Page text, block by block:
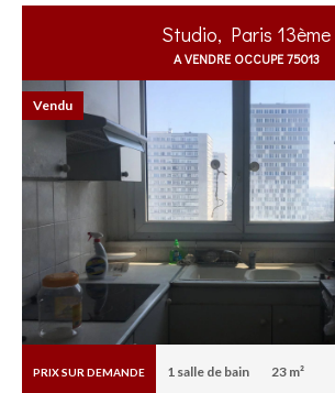
Studio, Paris 13ème
A VENDRE OCCUPE 75013
PRIX SUR DEMANDE 1 salle de bain 23 m²
Vendu